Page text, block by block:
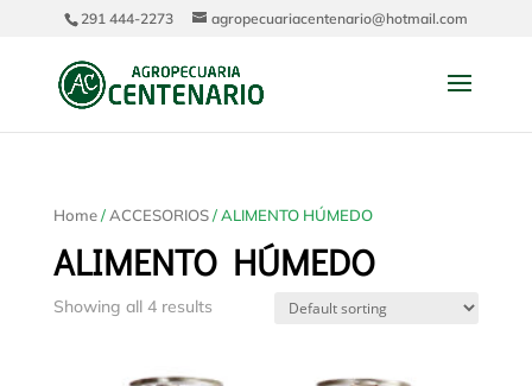
291 444-2273 agropecuariacentenario@hotmail.com
Home/ ACCESORIOS/ ALIMENTO HÚMEDO
ALIMENTO HÚMEDO
Showing all 4 results